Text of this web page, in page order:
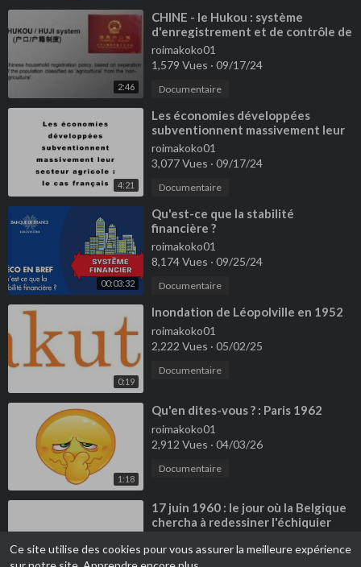
Ce site utilise des cookies pour vous assurer la meilleure expérience
2:46
⁣CHINE - le Hukou : système
d'enregistrement et de contrôle de
la population
roimakoko01
1,579 Vues · 09/17/24
Documentaire
4:21
⁣Les économies développées
subventionnent massivement leur
secteur agricole
roimakoko01
3,077 Vues · 09/17/24
Documentaire
00:03:32
⁣Qu'est-ce que la stabilité
financière ?
roimakoko01
8,174 Vues · 09/25/24
Documentaire
0:19
⁣Inondation de Léopolville en 1952
roimakoko01
2,222 Vues · 05/02/25
Documentaire
1:18
⁣Qu'en dites-vous ? : Paris 1962
roimakoko01
2,912 Vues · 04/03/26
Documentaire
⁣17 juin 1960 : le jour où la Belgique
chercha à redessiner l'échiquier
12,843 Vues·06/17/26